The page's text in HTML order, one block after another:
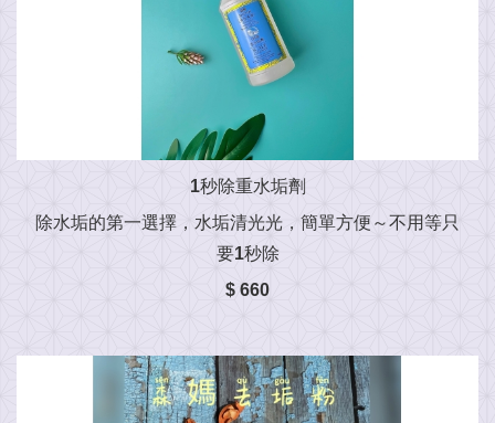
1秒除重水垢劑
除水垢的第一選擇，水垢清光光，簡單方便～不用等只
要1秒除
$ 660